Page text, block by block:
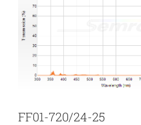
新闻和活动
关于量感
联系我们
FF01-720/24-25